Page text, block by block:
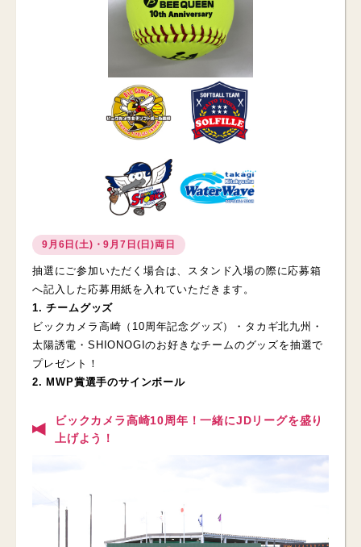
9月6日(土)・9月7日(日)両日
抽選にご参加いただく場合は、スタンド入場の際に応募箱
へ記入した応募用紙を入れていただきます。
1. チームグッズ
ビックカメラ高崎（10周年記念グッズ）・タカギ北九州・
太陽誘電・SHIONOGIのお好きなチームのグッズを抽選で
プレゼント！
2. MWP賞選手のサインボール
ビックカメラ高崎10周年！一緒にJDリーグを盛り
上げよう！